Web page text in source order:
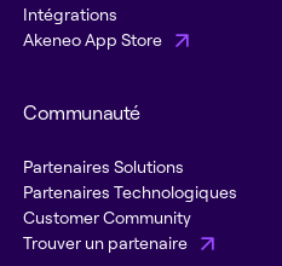
Intégrations
Akeneo App Store
Communauté
Partenaires Solutions
Partenaires Technologiques
Customer Community
Trouver un partenaire